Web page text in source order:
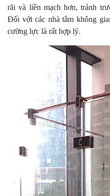
rãi và liền mạch hơn, tránh
Đối với các nhà tắm không
cường lực là rất hợp lý.